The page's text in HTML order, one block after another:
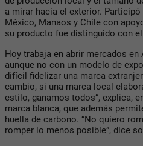
a mirar hacia el exterior.
México, Manaos y Chile con
su producto fue distinguido con
Hoy trabaja en abrir mercados en
aunque no con un modelo de
difícil fidelizar una marca
cambio, si una marca local
estilo, ganamos todos”, explica,
marca blanca, que además
huella de carbono. “No quiero
romper lo menos posible”, dice